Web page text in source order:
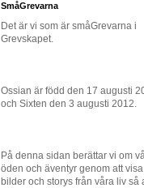
SmåGrevarna
Det är vi som är småGrevarna i
Grevskapet.
Ossian är född den 17 augusti
och Sixten den 3 augusti 2012.
På denna sidan berättar vi om
öden och äventyr genom att visa
bilder och storys från våra liv så